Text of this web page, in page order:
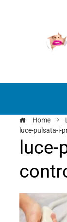
Home
luce-pulsata-i-